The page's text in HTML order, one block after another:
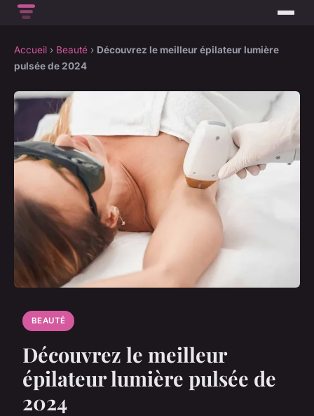
Accueil › Beauté › Découvrez le meilleur épilateur lumière
pulsée de 2024
BEAUTÉ
Découvrez le meilleur
épilateur lumière pulsée de
2024